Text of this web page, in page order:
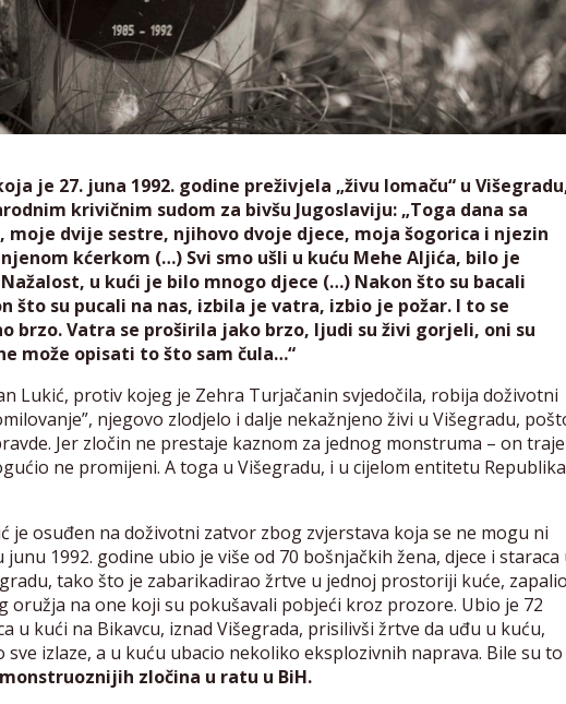
je 27. juna 1992. godine preživjela „živu lomaču“ u
krivičnim sudom za bivšu Jugoslaviju: „Toga dana sa
dvije sestre, njihovo dvoje djece, moja šogorica i njezin
kćerkom (…) Svi smo ušli u kuću Mehe Aljića, bilo je
u kući je bilo mnogo djece (…) Nakon što su bacali
što su pucali na nas, izbila je vatra, izbio je požar. I to se
brzo. Vatra se proširila jako brzo, ljudi su živi gorjeli, oni su
može opisati to što sam čula…“
Lukić, protiv kojeg je Zehra Turjačanin svjedočila, robija doživotni
njegovo zlodjelo i dalje nekažnjeno živi u Višegradu,
Jer zločin ne prestaje kaznom za jednog monstruma – on traje
ne promijeni. A toga u Višegradu, i u cijelom entitetu Republika
je osuđen na doživotni zatvor zbog zvjerstava koja se ne mogu ni
1992. godine ubio je više od 70 bošnjačkih žena, djece i staraca
tako što je zabarikadirao žrtve u jednoj prostoriji kuće, zapalio
oružja na one koji su pokušavali pobjeći kroz prozore. Ubio je 72
u kući na Bikavcu, iznad Višegrada, prisilivši žrtve da uđu u kuću,
izlaze, a u kuću ubacio nekoliko eksplozivnih naprava. Bile su to
zločina u ratu u BiH.